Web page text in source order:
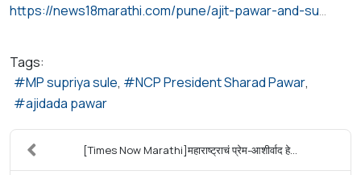
https://news18marathi.com/pune/ajit-pawar-and-supriya-sule-on-same-stage-after-ncp-rebel-in-baramati-mhpr-1076997.html
Tags:
MP supriya sule
NCP President Sharad Pawar
ajidada pawar
[Times Now Marathi]महाराष्ट्राचं प्रेम-आशीर्वाद हे...